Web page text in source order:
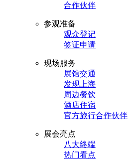
合作伙伴
参观准备
观众登记
签证申请
现场服务
展馆交通
发现上海
周边餐饮
酒店住宿
官方旅行合作伙伴
展会亮点
八大终端
热门看点